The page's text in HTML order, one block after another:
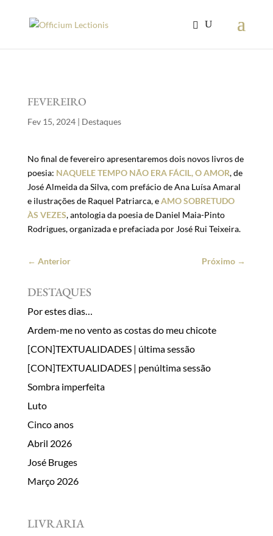
FEVEREIRO
Fev 15, 2024| Destaques
No final de fevereiro apresentaremos dois novos livros de
poesia: NAQUELE TEMPO NÃO ERA FÁCIL, O AMOR, de
José Almeida da Silva, com prefácio de Ana Luísa Amaral
e ilustrações de Raquel Patriarca, eAMO SOBRETUDO
ÀS VEZES, antologia da poesia de Daniel Maia-Pinto
Rodrigues, organizada e prefaciada por José Rui Teixeira.
← Anterior Próximo →
DESTAQUES
Por estes dias…
Ardem-me no vento as costas do meu chicote
[CON]TEXTUALIDADES | última sessão
[CON]TEXTUALIDADES | penúltima sessão
Sombra imperfeita
Luto
Cinco anos
Abril 2026
José Bruges
Março 2026
LIVRARIA